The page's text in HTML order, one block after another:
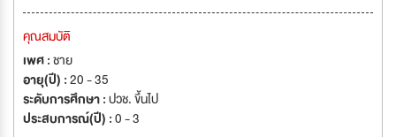
คุณสมบัติ
เพศ :ชาย
อายุ(ปี) :20 - 35
ระดับการศึกษา :ปวช. ขึ้นไป
ประสบการณ์(ปี) :0 - 3